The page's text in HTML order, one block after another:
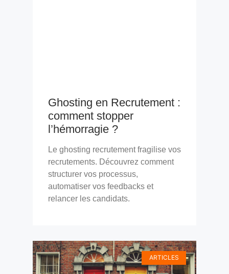
Ghosting en Recrutement :
comment stopper
l’hémorragie ?
Le ghosting recrutement fragilise vos
recrutements. Découvrez comment
structurer vos processus,
automatiser vos feedbacks et
relancer les candidats.
ARTICLES